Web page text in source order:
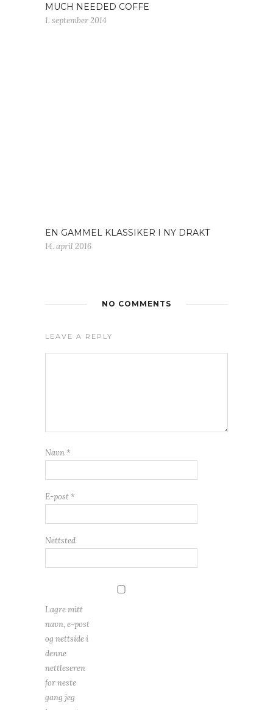
MUCH NEEDED COFFE
1. september 2014
EN GAMMEL KLASSIKER I NY DRAKT
14. april 2016
NO COMMENTS
LEAVE A REPLY
Navn *
E-post *
Nettsted
Lagre mitt
navn, e-post
og nettside i
denne
nettleseren
for neste
gang jeg